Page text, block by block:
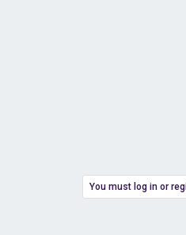
You must log in or